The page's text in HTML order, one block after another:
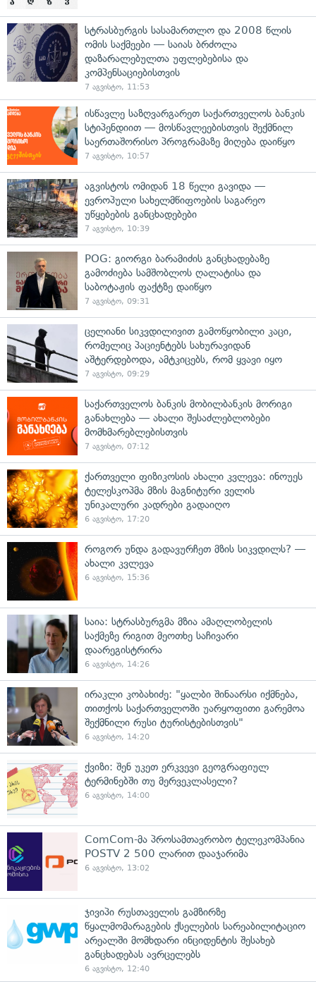
სტრასბურგის სასამართლო და 2008 წლის
ომის საქმეები — საიას ბრძოლა
დაზარალებულთა უფლებებისა და
კომპენსაციებისთვის
7 აგვისტო, 11:53
ისწავლე საზღვარგარეთ საქართველოს ბანკის
სტიპენდიით — მოსწავლეებისთვის შექმნილ
საერთაშორისო პროგრამაზე მიღება დაიწყო
7 აგვისტო, 10:57
აგვისტოს ომიდან 18 წელი გავიდა —
ევროპული სახელმწიფოების საგარეო
უწყებების განცხადებები
7 აგვისტო, 10:39
POG: გიორგი ბარამიძის განცხადებაზე
გამოძიება სამშობლოს ღალატისა და
საბოტაჟის ფაქტზე დაიწყო
7 აგვისტო, 09:31
ცელიანი სიკვდილივით გამოწყობილი კაცი,
რომელიც პაციენტებს სახურავიდან
აშტერდებოდა, ამტკიცებს, რომ ყვავი იყო
7 აგვისტო, 09:29
საქართველოს ბანკის მობილბანკის მორიგი
განახლება — ახალი შესაძლებლობები
მომხმარებლებისთვის
7 აგვისტო, 07:12
ქართველი ფიზიკოსის ახალი კვლევა: ინოუეს
ტელესკოპმა მზის მაგნიტური ველის
უნიკალური კადრები გადაიღო
6 აგვისტო, 17:20
როგორ უნდა გადავურჩეთ მზის სიკვდილს? —
ახალი კვლევა
6 აგვისტო, 15:36
საია: სტრასბურგმა მზია ამაღლობელის
საქმეზე რიგით მეოთხე საჩივარი
დაარეგისტრირა
6 აგვისტო, 14:26
ირაკლი კობახიძე: "ყალბი შინაარსი იქმნება,
თითქოს საქართველოში უარყოფითი გარემოა
შექმნილი რუსი ტურისტებისთვის"
6 აგვისტო, 14:20
ქვიზი: შენ უკეთ ერკვევი გეოგრაფიულ
ტერმინებში თუ მერვეკლასელი?
6 აგვისტო, 14:00
ComCom-მა პროსამთავრობო ტელეკომპანია
POSTV 2 500 ლარით დააჯარიმა
6 აგვისტო, 13:02
ჯივიპი რუსთაველის გამზირზე
წყალმომარაგების ქსელების სარეაბილიტაციო
არეალში მომხდარი ინციდენტის შესახებ
განცხადებას ავრცელებს
6 აგვისტო, 12:40